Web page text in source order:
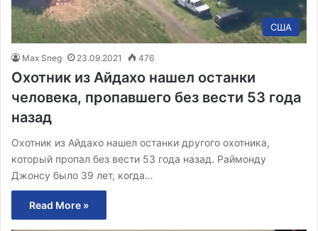
США
Max Sneg 23.09.2021 476
Охотник из Айдахо нашел останки
человека, пропавшего без вести 53 года
назад
Охотник из Айдахо нашел останки другого охотника,
который пропал без вести 53 года назад. Раймонду
Джонсу было 39 лет, когда…
Read More »